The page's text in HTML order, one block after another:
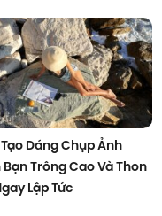
Dáng Chụp Ảnh
Bạn Trông Cao Và Thon
Lập Tức